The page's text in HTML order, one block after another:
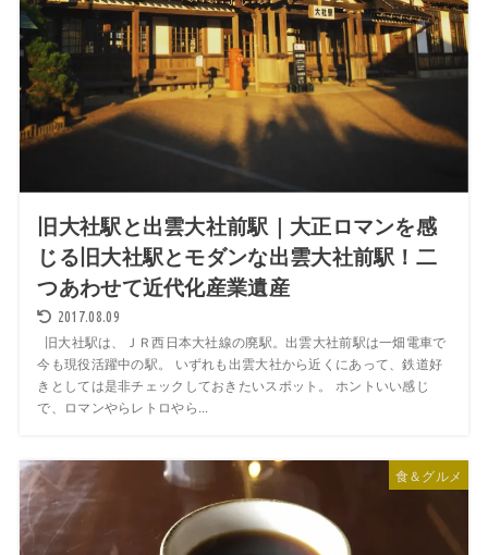
旧大社駅と出雲大社前駅｜大正ロマンを感
じる旧大社駅とモダンな出雲大社前駅！二
つあわせて近代化産業遺産
2017.08.09
旧大社駅は、ＪＲ西日本大社線の廃駅。出雲大社前駅は一畑電車で
今も現役活躍中の駅。 いずれも出雲大社から近くにあって、鉄道好
きとしては是非チェックしておきたいスポット。 ホントいい感じ
で、ロマンやらレトロやら...
食＆グルメ